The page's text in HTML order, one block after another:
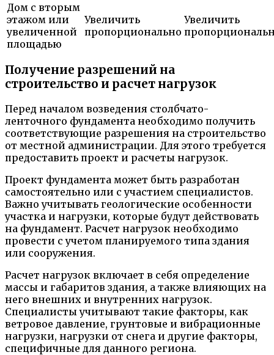
Дом с вторым
этажом или
увеличенной
площадью
Увеличить
пропорционально
Увеличить
Получение разрешений на
строительство и расчет нагрузок
Перед началом возведения столбчато-
ленточного фундамента необходимо получить
соответствующие разрешения на строительство
от местной администрации. Для этого требуется
предоставить проект и расчеты нагрузок.
Проект фундамента может быть разработан
самостоятельно или с участием специалистов.
Важно учитывать геологические особенности
участка и нагрузки, которые будут действовать
на фундамент. Расчет нагрузок необходимо
провести с учетом планируемого типа здания
или сооружения.
Расчет нагрузок включает в себя определение
массы и габаритов здания, а также влияющих на
него внешних и внутренних нагрузок.
Специалисты учитывают такие факторы, как
ветровое давление, грунтовые и вибрационные
нагрузки, нагрузки от снега и другие факторы,
специфичные для данного региона.